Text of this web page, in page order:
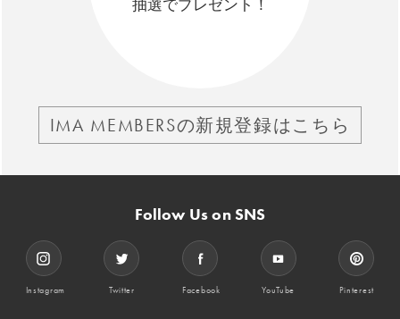
抽選でプレゼント！
IMA MEMBERSの新規登録はこちら
Follow Us on SNS
Instagram Twitter Facebook YouTube Pinterest